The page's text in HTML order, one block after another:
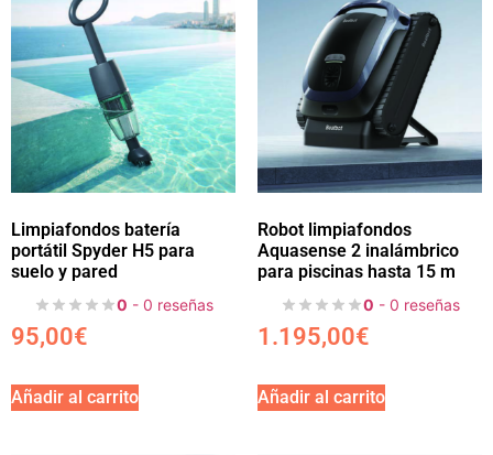
Limpiafondos batería
portátil Spyder H5 para
suelo y pared
0 - 0 reseñas
95,00€
Añadir al carrito
Robot limpiafondos
Aquasense 2 inalámbrico
para piscinas hasta 15 m
0 - 0 reseñas
1.195,00€
Añadir al carrito